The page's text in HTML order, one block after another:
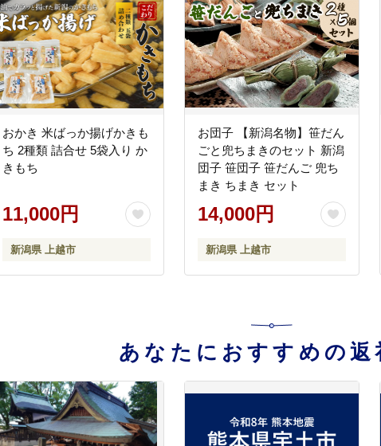
おかき 米ばっか揚げかきも
ち 2種類 詰合せ 5袋入り か
きもち
11,000円
新潟県 上越市
お団子 【新潟名物】笹だん
ごと兜ちまきのセット 新潟
団子 笹団子 笹だんご 兜ち
まき ちまき セット
14,000円
新潟県 上越市
あなたにおすすめの返